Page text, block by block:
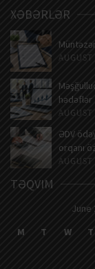
XƏBƏRLƏR
hədəflər
ƏDV
orqanı
TƏQVIM
June
M
T W T